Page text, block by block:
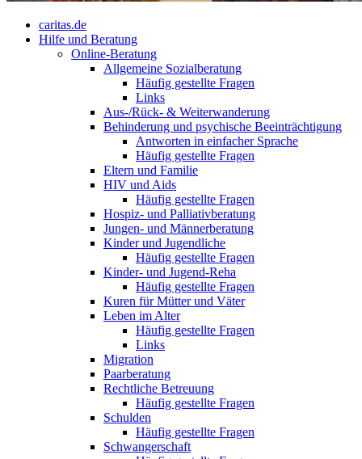
caritas.de
Hilfe und Beratung
Online-Beratung
Allgemeine Sozialberatung
Häufig gestellte Fragen
Links
Aus-/Rück- & Weiterwanderung
Behinderung und psychische Beeinträchtigung
Antworten in einfacher Sprache
Häufig gestellte Fragen
Eltern und Familie
HIV und Aids
Häufig gestellte Fragen
Hospiz- und Palliativberatung
Jungen- und Männerberatung
Kinder und Jugendliche
Häufig gestellte Fragen
Kinder- und Jugend-Reha
Häufig gestellte Fragen
Kuren für Mütter und Väter
Leben im Alter
Häufig gestellte Fragen
Links
Migration
Paarberatung
Rechtliche Betreuung
Häufig gestellte Fragen
Schulden
Häufig gestellte Fragen
Schwangerschaft